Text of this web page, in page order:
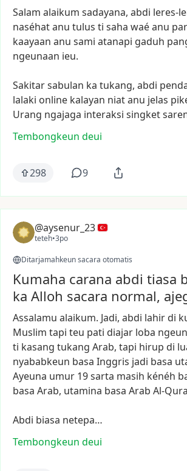
Salam alaikum sadayana, abdi leres-
naséhatanu tulus ti saha waéanu
kaayaan anu sami atanapi gaduh
ngeunaan ieu.
Sakitarsabulan ka tukang, abdi
lalaki online kalayan niatanu jelas
Urang ngajaga interaksi singket
Tembongkeun deui
298 9
@aysenur_23
teteh•3po
Ditarjamahkeun sacara otomatis
Kumaha carana abdi tiasa
ka Alloh sacara normal,
Assalamu alaikum. Jadi, abdi lahir di
Muslim tapi teu pati diajar loba
ti kasang tukang Arab, tapi hirup di
nyababkeun basa Inggris jadi basa
Ayeuna umur 19sarta masih kénéh
basa Arab, utamina basa Arab Al-
Abdi biasa netepa…
Tembongkeun deui